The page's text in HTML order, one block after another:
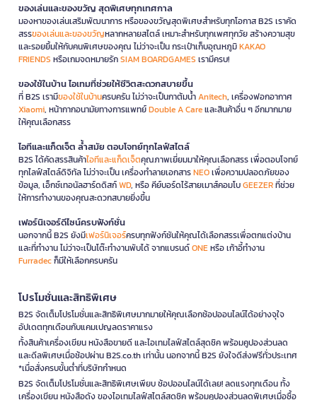
ของเล่นและของขวัญ สุดพิเศษทุกเทศกาล
มองหาของเล่นเสริมพัฒนาการ หรือของขวัญสุดพิเศษสำหรับทุกโอกาส B2S เราคัด
สรรของเล่นและของขวัญหลากหลายสไตล์ เหมาะสำหรับทุกเพศทุกวัย สร้างความสุข
และรอยยิ้มให้กับคนพิเศษของคุณ ไม่ว่าจะเป็น กระเป๋าเก็บอุณหภูมิKAKAO
FRIENDS หรือเกมจดหมายรักSIAM BOARDGAMES เรามีครบ!
ของใช้ในบ้าน ไอเทมที่ช่วยให้ชีวิตสะดวกสบายขึ้น
ที่ B2S เรามีของใช้ในบ้านครบครัน ไม่ว่าจะเป็นกาต้มน้ำAnitech, เครื่องฟอกอากาศ
Xiaomi, หน้ากากอนามัยทางการแพทย์Double A Careและสินค้าอื่น ๆ อีกมากมาย
ให้คุณเลือกสรร
ไอทีและแก็ดเจ็ต ล้ำสมัย ตอบโจทย์ทุกไลฟ์สไตล์
B2S ได้คัดสรรสินค้าไอทีและแก็ดเจ็ตคุณภาพเยี่ยมมาให้คุณเลือกสรร เพื่อตอบโจทย์
ทุกไลฟ์สไตล์ดิจิทัล ไม่ว่าจะเป็น เครื่องทำลายเอกสารNEOเพื่อความปลอดภัยของ
ข้อมูล, เอ็กซ์เทอนัลฮาร์ดดิสก์WD, หรือ คีย์บอร์ดไร้สายเมาส์คอมโบGEEZERที่ช่วย
ให้การทำงานของคุณสะดวกสบายยิ่งขึ้น
เฟอร์นิเจอร์ดีไซน์ครบฟังก์ชั่น
นอกจากนี้ B2S ยังมีเฟอร์นิเจอร์ครบทุกฟังก์ชันให้คุณได้เลือกสรรเพื่อตกแต่งบ้าน
และที่ทำงาน ไม่ว่าจะเป็นโต๊ะทำงานพับได้ จากแบรนด์ONEหรือ เก้าอี้ทำงาน
Furradecก็มีให้เลือกครบครัน
โปรโมชั่นและสิทธิพิเศษ
B2S จัดเต็มโปรโมชั่นและสิทธิพิเศษมากมายให้คุณเลือกช้อปออนไลน์ได้อย่างจุใจ
อัปเดตทุกเดือนกับแคมเปญลดราคาแรง
ทั้งสินค้าเครื่องเขียน หนังสือขายดี และไอเทมไลฟ์สไตล์สุดชิค พร้อมคูปองส่วนลด
และดีลพิเศษเมื่อช้อปผ่าน B2S.co.th เท่านั้น นอกจากนี้ B2S ยังใจดีส่งฟรีทั่วประเทศ
*เมื่อสั่งครบขั้นต่ำที่บริษัทกำหนด
B2S จัดเต็มโปรโมชั่นและสิทธิพิเศษเพียบ ช้อปออนไลน์ได้เลย! ลดแรงทุกเดือน ทั้ง
เครื่องเขียน หนังสือดัง ของไอเทมไลฟ์สไตล์สุดชิค พร้อมคูปองส่วนลดพิเศษเมื่อซื้อ